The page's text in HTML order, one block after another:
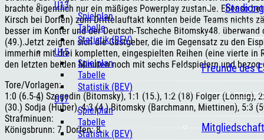
Freunde des
Mitgliedschaft
U13
Spielplan
Tabelle
Statistik (BEV)
U15
Spielplan
Tabelle
Statistik (BEV)
U17
Spielplan
Tabelle
Statistik (BEV)
brachte eigentlich nur ein mäßiges Powerplay zustande. Ebenso
Kirsch bei Dorfen) zum Drittelauftakt konnten beide Teams nichts
besser im Konter und der Deutsch-Tscheche Bitomsky48.
(49.).Jetzt zeigten sich die Gastgeber, die im Gegensatz zu den
immerhin mit drei kompletten, eingespielten Reihen (eine vierte in
den letzten beiden Minuten noch mit sechs Feldspielern und
Tore/Vorlagen:
1:0 (6.5-4) Szegedin (Bitomsky), 1:1 (15.), 1:2 (18) Folger
(30.) Sodja (Huber), 4:3 (4.) Bitomsky (Barchmann, Miettinen), 5:3
Strafminuen:
Königsbrunn: 7, Dorfen: 8.